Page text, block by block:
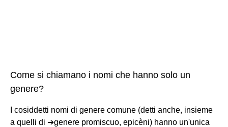
Come si chiamano i nomi che hanno solo un
genere?
I cosiddetti nomi di genere comune (detti anche, insieme
a quelli di ➔genere promiscuo, epicèni) hanno un'unica